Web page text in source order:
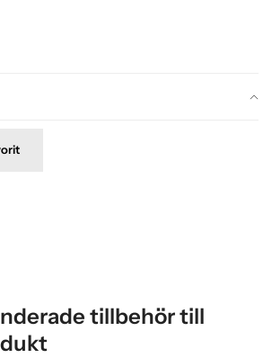
tillbehör till